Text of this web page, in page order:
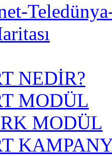
NEDİR?
MODÜL
MODÜL